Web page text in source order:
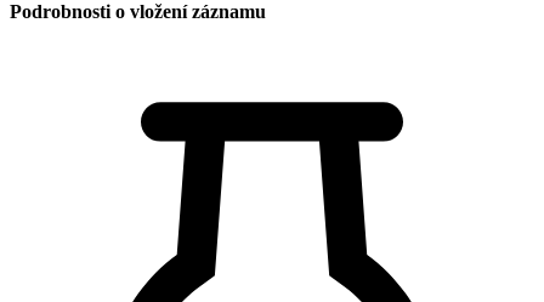
Podrobnosti o vložení záznamu